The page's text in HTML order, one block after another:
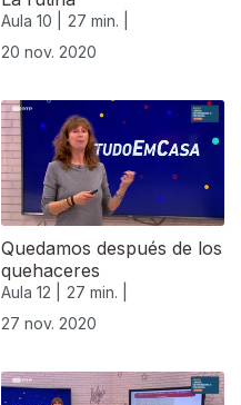
Aula 10 |
27 min. |
20 nov. 2020
Quedamos después de los
quehaceres
Aula 12 |
27 min. |
27 nov. 2020